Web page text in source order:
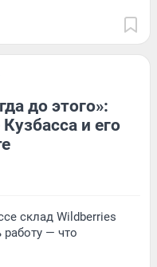
до этого»:
и его
склад Wildberries
работу — что